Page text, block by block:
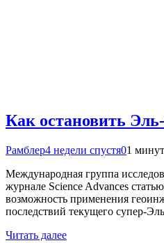
Как остановить
Рамблер4 недели спустя01
Международная группа
журнале Science Advances
возможность применения
последствий текущего супер-
Читать далее